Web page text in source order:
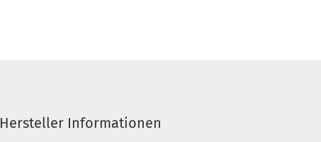
Hersteller Informationen